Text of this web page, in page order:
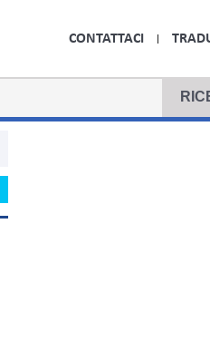
CONTATTACI